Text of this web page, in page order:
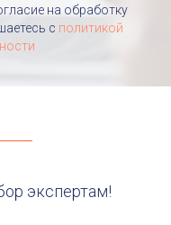
на обработку
c политикой
экспертам!